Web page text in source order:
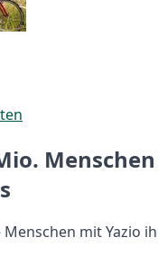
mit Yazio